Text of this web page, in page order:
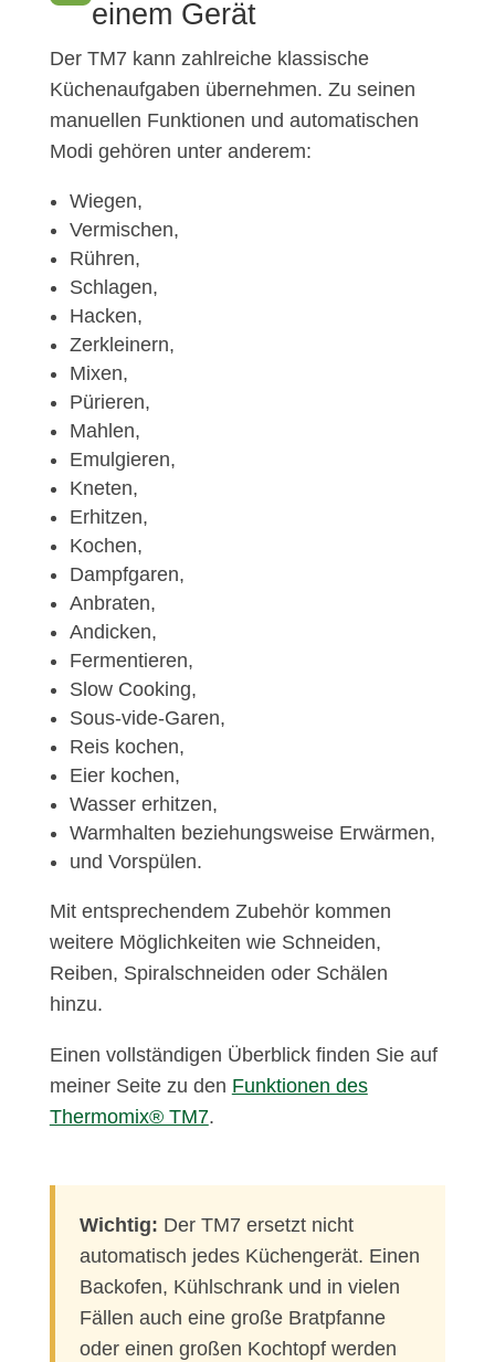
einem Gerät
Der TM7 kann zahlreiche klassische
Küchenaufgaben übernehmen. Zu seinen
manuellen Funktionen und automatischen
Modi gehören unter anderem:
Wiegen,
Vermischen,
Rühren,
Schlagen,
Hacken,
Zerkleinern,
Mixen,
Pürieren,
Mahlen,
Emulgieren,
Kneten,
Erhitzen,
Kochen,
Dampfgaren,
Anbraten,
Andicken,
Fermentieren,
Slow Cooking,
Sous-vide-Garen,
Reis kochen,
Eier kochen,
Wasser erhitzen,
Warmhalten beziehungsweise Erwärmen,
und Vorspülen.
Mit entsprechendem Zubehör kommen
weitere Möglichkeiten wie Schneiden,
Reiben, Spiralschneiden oder Schälen
hinzu.
Einen vollständigen Überblick finden Sie auf
meiner Seite zu den Funktionen des
Thermomix® TM7.
Wichtig: Der TM7 ersetzt nicht
automatisch jedes Küchengerät. Einen
Backofen, Kühlschrank und in vielen
Fällen auch eine große Bratpfanne
oder einen großen Kochtopf werden